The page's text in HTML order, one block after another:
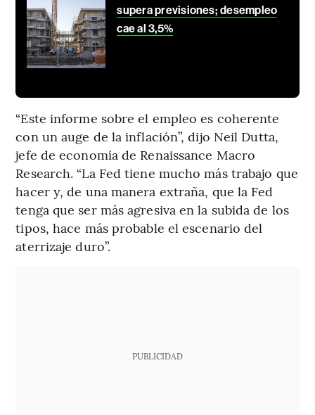
supera previsiones; desempleo
cae al 3,5%
“Este informe sobre el empleo es coherente
con un auge de la inflación”, dijo Neil Dutta,
jefe de economía de Renaissance Macro
Research. “La Fed tiene mucho más trabajo que
hacer y, de una manera extraña, que la Fed
tenga que ser más agresiva en la subida de los
tipos, hace más probable el escenario del
aterrizaje duro”.
PUBLICIDAD